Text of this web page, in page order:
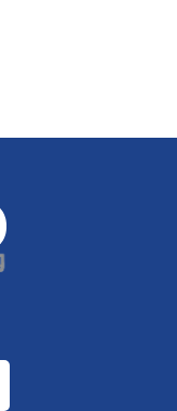
Link zu https://